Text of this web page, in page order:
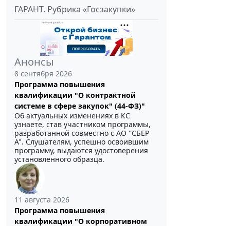
ГАРАНТ. Рубрика «Госзакупки»
Анонсы
8 сентября 2026
Программа повышения
квалификации "О контрактной
системе в сфере закупок" (44-ФЗ)"
Об актуальных изменениях в КС
узнаете, став участником программы,
разработанной совместно с АО ''СБЕР
А". Слушателям, успешно освоившим
программу, выдаются удостоверения
установленного образца.
11 августа 2026
Программа повышения
квалификации "О корпоративном